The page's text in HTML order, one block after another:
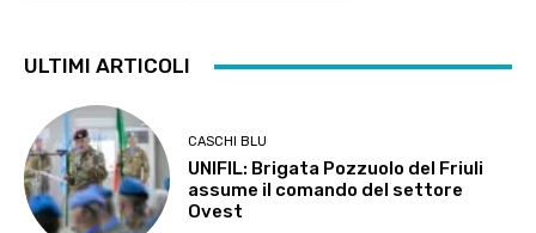
ULTIMI ARTICOLI
CASCHI BLU
UNIFIL: Brigata Pozzuolo del Friuli
assume il comando del settore
Ovest